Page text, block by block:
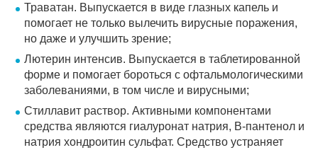
Траватан. Выпускается в виде глазных капель и
помогает не только вылечить вирусные поражения,
но даже и улучшить зрение;
Лютерин интенсив. Выпускается в таблетированной
форме и помогает бороться с офтальмологическими
заболеваниями, в том числе и вирусными;
Стиллавит раствор. Активными компонентами
средства являются гиалуронат натрия, В-пантенол и
натрия хондроитин сульфат. Средство устраняет